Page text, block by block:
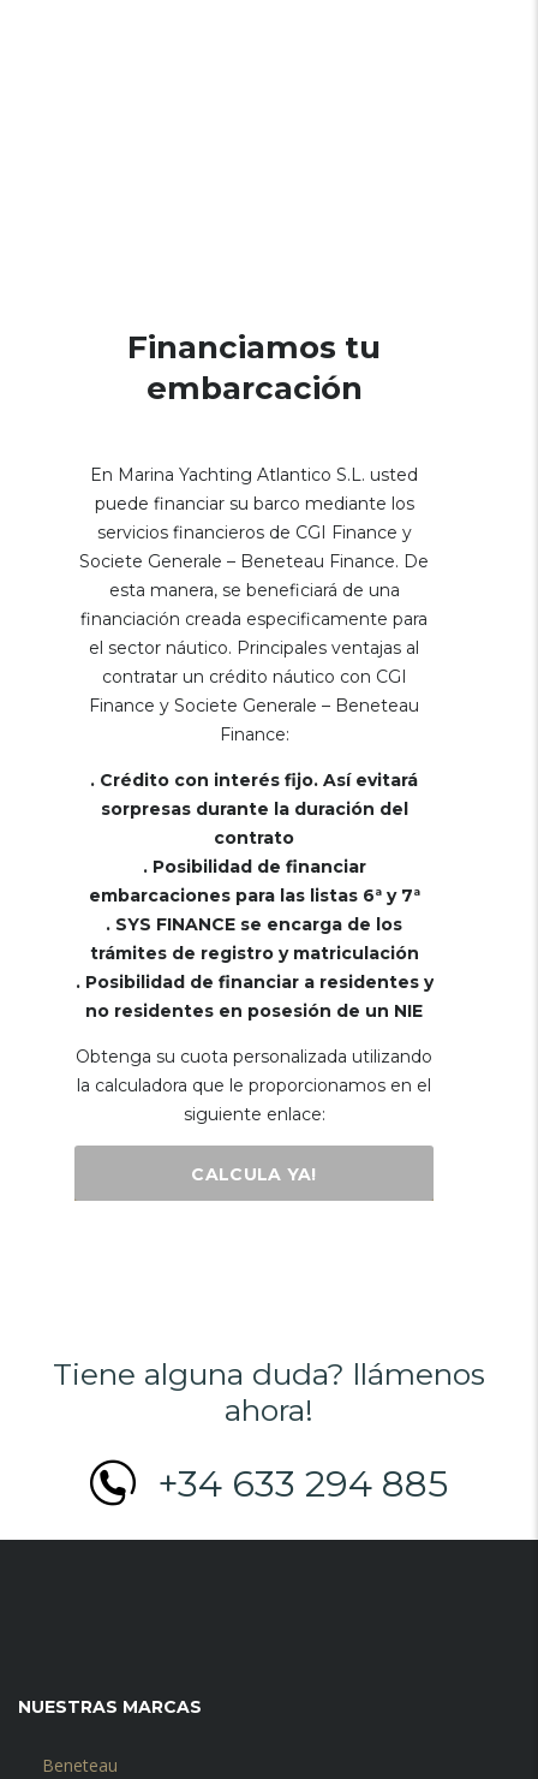
Financiamos tu
embarcación
En Marina Yachting Atlantico S.L. usted
puede financiar su barco mediante los
servicios financieros de CGI Finance y
Societe Generale – Beneteau Finance. De
esta manera, se beneficiará de una
financiación creada especificamente para
el sector náutico. Principales ventajas al
contratar un crédito náutico con CGI
Finance y Societe Generale – Beneteau
Finance:
. Crédito con interés fijo. Así evitará
sorpresas durante la duración del
contrato
. Posibilidad de financiar
embarcaciones para las listas 6ª y 7ª
. SYS FINANCE se encarga de los
trámites de registro y matriculación
. Posibilidad de financiar a residentes y
no residentes en posesión de un NIE
Obtenga su cuota personalizada utilizando
la calculadora que le proporcionamos en el
siguiente enlace:
CALCULA YA!
Tiene alguna duda? llámenos
ahora!
+34 633 294 885
NUESTRAS MARCAS
Beneteau